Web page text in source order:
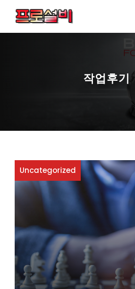
츠
작업후기
Uncategorized